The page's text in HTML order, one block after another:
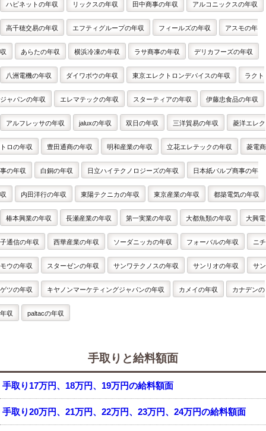
ハピネットの年収 リックスの年収 田中商事の年収 アルコニックスの年収
高千穂交易の年収 エフティグループの年収 フィールズの年収 アスモの年
収 あらたの年収 横浜冷凍の年収 ラサ商事の年収 デリカフーズの年収
八洲電機の年収 ダイワボウの年収 東京エレクトロンデバイスの年収 ラクト
ジャパンの年収 エレマテックの年収 スターティアの年収 伊藤忠食品の年収
アルフレッサの年収 jaluxの年収 双日の年収 三洋貿易の年収 菱洋エレク
トロの年収 豊田通商の年収 明和産業の年収 立花エレテックの年収 菱電商
事の年収 白銅の年収 日立ハイテクノロジーズの年収 日本紙パルプ商事の年
収 内田洋行の年収 東陽テクニカの年収 東京産業の年収 都築電気の年収
椿本興業の年収 長瀬産業の年収 第一実業の年収 大都魚類の年収 大興電
子通信の年収 西華産業の年収 ソーダニッカの年収 フォーバルの年収 ニチ
モウの年収 スターゼンの年収 サンワテクノスの年収 サンリオの年収 サン
ゲツの年収 キヤノンマーケティングジャパンの年収 カメイの年収 カナデンの
年収 paltacの年収
手取りと給料額面
手取り17万円、18万円、19万円の給料額面
手取り20万円、21万円、22万円、23万円、24万円の給料額面